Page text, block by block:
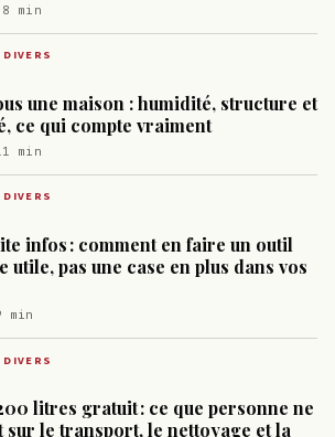
min
une maison : humidité, structure et
ce qui compte vraiment
min
infos : comment en faire un outil
utile, pas une case en plus dans vos
min
litres gratuit : ce que personne ne
sur le transport, le nettoyage et la